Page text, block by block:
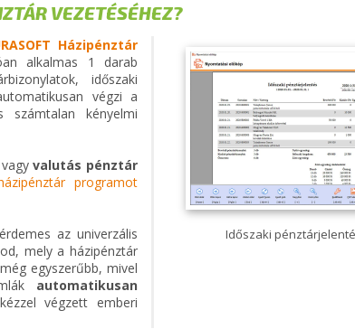
VEZETÉSÉHEZ?
Házipénztár
alkalmas 1 darab
időszaki
végzi a
számtalan kényelmi
vagyvalutás pénztár
programot
az univerzális
mely a házipénztár
egyszerűbb, mivel
automatikusan
végzett emberi
Időszaki